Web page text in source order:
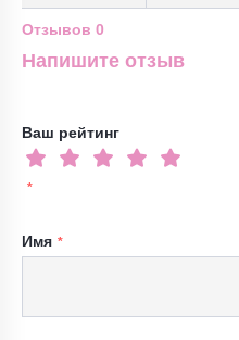
Отзывов 0
Напишите отзыв
Ваш рейтинг
Имя